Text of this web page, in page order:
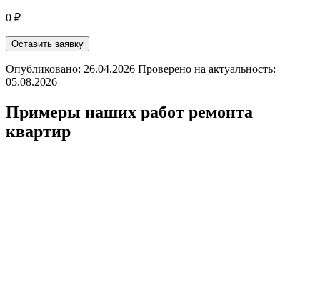
0 ₽
Оставить заявку
Опубликовано: 26.04.2026 Проверено на актуальность:
05.08.2026
Примеры наших работ ремонта
квартир